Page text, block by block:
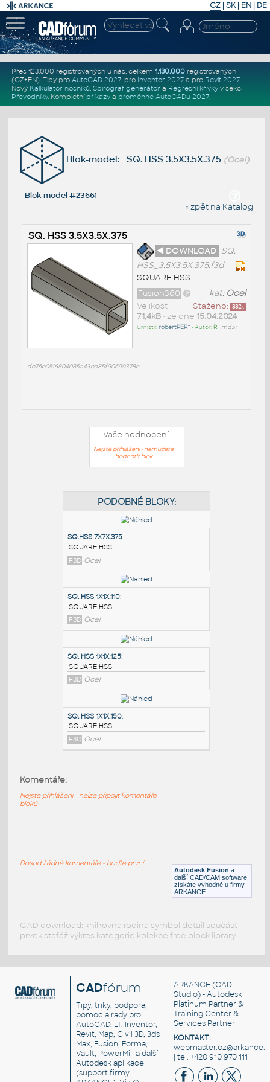
CZ | SK| EN | DE
Přes 123.000 registrovaných u nás, celkem 1.130.000registrovaných
(CZ+EN). Tipy pro AutoCAD 2027, pro Inventor 2027a pro Revit 2027.
Nový Kalkulátor nosníků, Spirograf generátor a Regresní křivkyv sekci
Převodníky. Kompletní příkazya proměnné AutoCADu 2027.
Blok-model: SQ. HSS 3.5X3.5X.375 (Ocel)
Blok-model #23661
« zpět na Katalog
SQ. HSS 3.5X3.5X.375
◄ DOWNLOAD SQ._
HSS_3.5X3.5X.375.f3d
SQUARE HSS
kat: Ocel
Fusion360
Staženo: 332x
Velikost
71,4kB• ze dne 15.04.2024
Umístil:robertPER^ • Autor: R• md5:
de76b0516804085a43ea85f90699378c
Vaše hodnocení:
Nejste přihlášeni - nemůžete
hodnotit blok
PODOBNÉ BLOKY:
SQ.HSS 7X7X.375:
SQUARE HSS
F3D Ocel
SQ. HSS 1X1X.110:
SQUARE HSS
F3D Ocel
F3D Ocel
Autodesk Fusion a
další CAD/CAM software
získáte výhodně u firmy
ARKANCE
Komentáře:
Nejste přihlášeni - nelze připojit komentáře
bloků
Dosud žádné komentáře - buďte první
CAD download: knihovna rodina symbol detail součást
prvek stafáž výkres kategorie kolekce free block library
CADfórum
Tipy, triky, podpora,
pomoc a rady pro
AutoCAD, LT, Inventor,
Revit, Map, Civil 3D, 3ds
Max, Fusion, Forma,
Vault, PowerMill a další
Autodesk aplikace
(support firmy
ARKANCE (CAD
Studio) - Autodesk
Platinum Partner &
Training Center &
Services Partner
KONTAKT:
| tel. +420 910 970 111